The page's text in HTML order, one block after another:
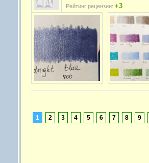
Рейтинг рецензии: +3
1 2 3 4 5 6 7 8 9